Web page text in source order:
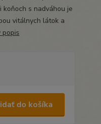
koňoch s nadváhou je
vitálnych látok a
popis
do košíka